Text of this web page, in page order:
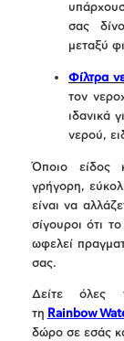
σας
μεταξύ
Φίλτρα
τον
ιδανικά
νερού,
Όποιο είδος
γρήγορη,
είναι να
σίγουροι ότι
ωφελεί
σας.
Δείτε όλες
τη Rainbow
δώρο σε εσάς